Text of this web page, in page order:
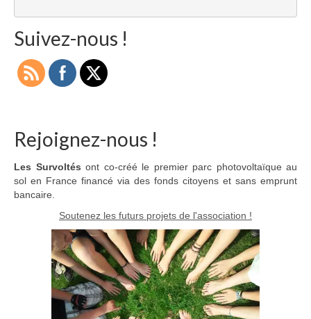
Suivez-nous !
Rejoignez-nous !
Les Survoltés ont co-créé le premier parc photovoltaïque au
sol en France financé via des fonds citoyens et sans emprunt
bancaire.
Soutenez les futurs projets de l'association !